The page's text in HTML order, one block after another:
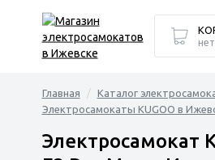
Главная
Каталог
Электросамокаты KUGOO в
Электросамокат